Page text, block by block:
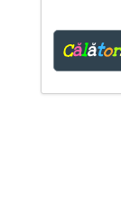
Călător